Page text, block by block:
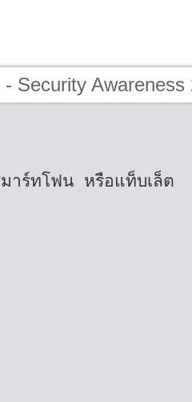
- Security Awareness
าร์ทโฟน หรือแท็บเล็ต